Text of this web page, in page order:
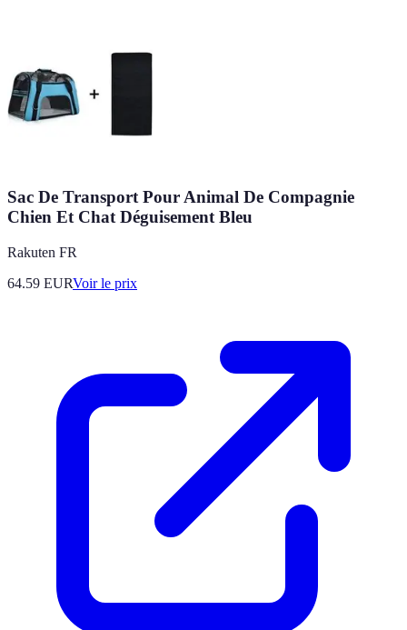
Sac De Transport Pour Animal De Compagnie
Chien Et Chat Déguisement Bleu
Rakuten FR
64.59 EURVoir le prix